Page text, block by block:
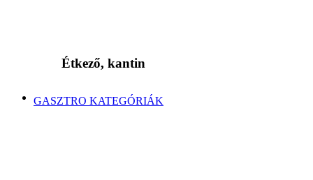
Étkező, kantin
GASZTRO KATEGÓRIÁK